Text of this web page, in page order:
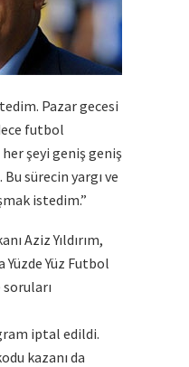
Pazar gecesi
futbol
şeyi geniş geniş
sürecin yargı ve
istedim.”
Aziz Yıldırım,
Yüzde Yüz Futbol
iptal edildi.
kazanı da